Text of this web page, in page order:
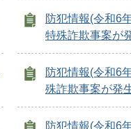
防犯情報(令和6
特殊詐欺事案が
防犯情報(令和6
殊詐欺事案が発
防犯情報(令和6